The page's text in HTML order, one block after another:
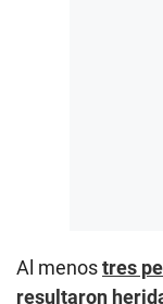
Al menostres
resultaron